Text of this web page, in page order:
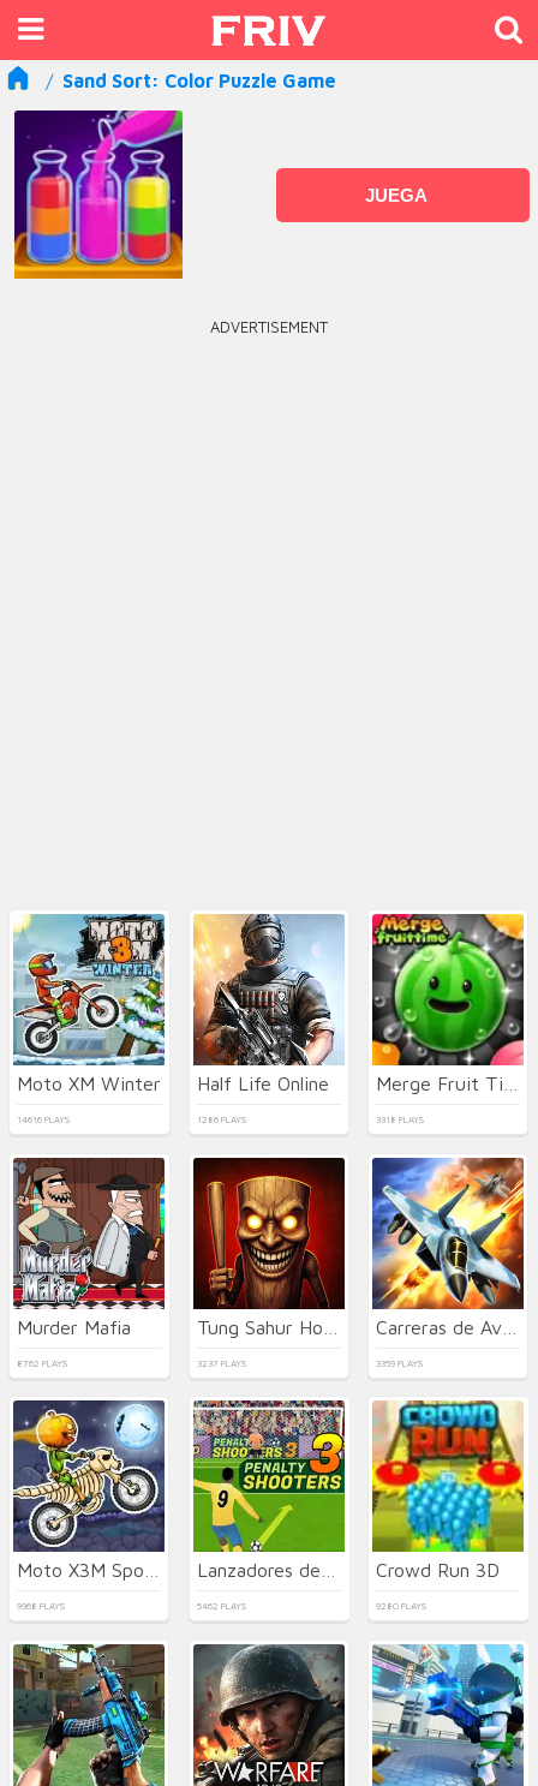
Sand Sort: Color Puzzle Game
JUEGA
ADVERTISEMENT
Moto XM Winter
14616 PLAYS
Half Life Online
1286 PLAYS 3318 PLAYS
Murder Mafia
8762 PLAYS 3237 PLAYS
Carreras de Aviones de Combate a Reacción
3359 PLAYS
9968 PLAYS 5462 PLAYS
Crowd Run 3D
9280 PLAYS